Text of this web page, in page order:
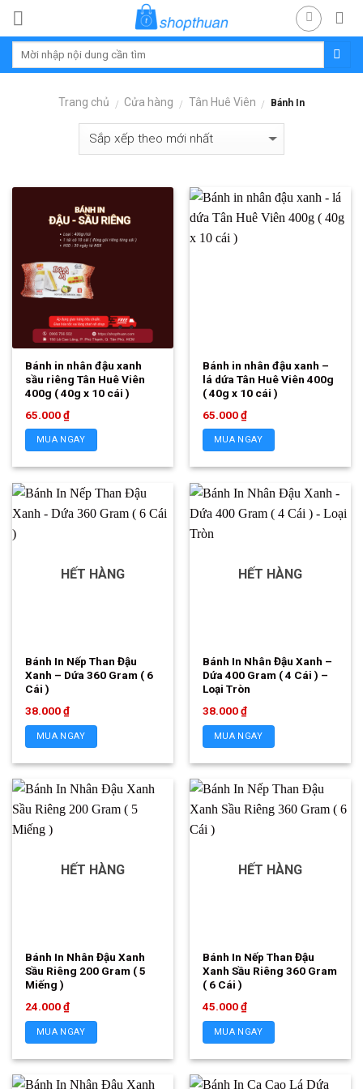
Skip
content
Trang chủ / Cửa hàng / Tân Huê Viên / Bánh In
Bánh in nhân đậu xanh
sầu riêng Tân Huê Viên
400g ( 40g x 10 cái )
65.000₫
MUA NGAY
Bánh in nhân đậu xanh –
lá dứa Tân Huê Viên 400g
( 40g x 10 cái )
65.000₫
MUA NGAY
HẾT HÀNG
Bánh In Nếp Than Đậu
Xanh – Dứa 360 Gram ( 6
Cái )
38.000₫
MUA NGAY
HẾT HÀNG
Bánh In Nhân Đậu Xanh –
Dứa 400 Gram ( 4 Cái ) –
Loại Tròn
38.000₫
MUA NGAY
HẾT HÀNG
Bánh In Nhân Đậu Xanh
Sầu Riêng 200 Gram ( 5
Miếng )
24.000₫
MUA NGAY
HẾT HÀNG
Bánh In Nếp Than Đậu
Xanh Sầu Riêng 360 Gram
( 6 Cái )
45.000₫
MUA NGAY